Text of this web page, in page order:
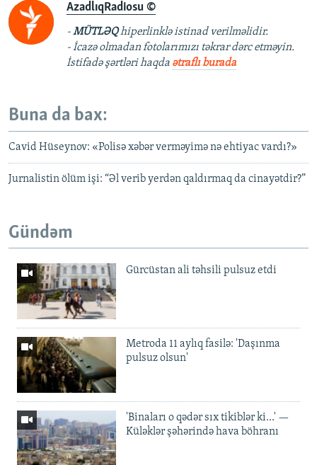
AzadlıqRadiosu ©
-MÜTLƏQhiperlinklə istinad verilməlidir.
- İcazə olmadan fotolarımızı təkrar dərc etməyin.
İstifadə şərtləri haqda ətraflı burada
Buna da bax:
Cavid Hüseynov: «Polisə xəbər verməyimə nə ehtiyac vardı?»
Jurnalistin ölüm işi: “Əl verib yerdən qaldırmaq da cinayətdir?”
Gündəm
Gürcüstan ali təhsili pulsuz etdi
Metroda 11 aylıq fasilə: 'Daşınma
pulsuz olsun'
'Binaları o qədər sıx tikiblər ki...' —
Küləklər şəhərində hava böhranı